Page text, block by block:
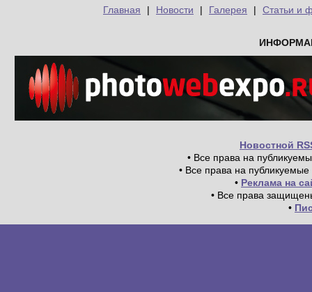
Главная | Новости | Галерея | Статьи и
Новостной
• Все права на
• Все права на
• Реклама на
• Все права
•